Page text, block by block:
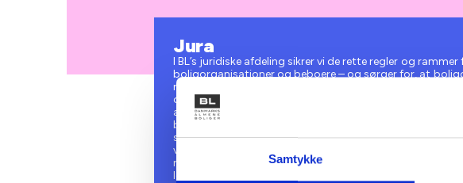
Samtykke
Jura
I BL’s juridiske afdeling sikrer vi de rette regler og rammer
boligorganisationer og beboere – og sørger for, at
nødvendige viden. Vores primære opgave er at give input
om regler for almene boligorganisationer. Vi følger
aftaler til høringer og lovforslag i Folketinget. Samtidig
boligorganisationerne med at forstå og administrere de
sektoren. Det gør vi gennem vores juridiske hotline,
viden på hjemmesiden. Vi holder også
nyhedsbrevet BL Informerer, hvor vi formidler nødvendig
lovgivning, vigtige praksisser og andre relevante emner.